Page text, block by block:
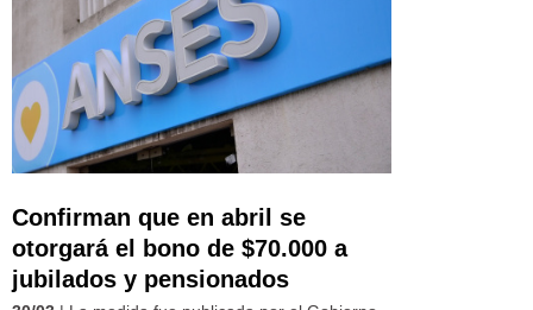
Confirman que en abril se
otorgará el bono de $70.000 a
jubilados y pensionados